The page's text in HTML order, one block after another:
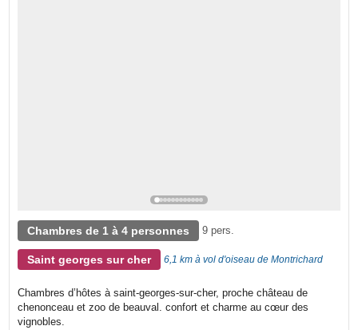
Chambres de 1 à 4 personnes 9 pers.
Saint georges sur cher 6,1 km à vol d'oiseau de Montrichard
Chambres d’hôtes à saint-georges-sur-cher, proche château de
chenonceau et zoo de beauval. confort et charme au cœur des
vignobles.